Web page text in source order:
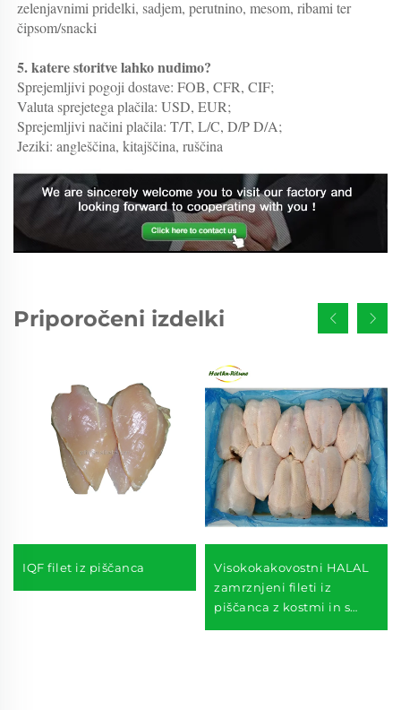
zelenjavnimi pridelki, sadjem, perutnino, mesom, ribami ter
čipsom/snacki
5. katere storitve lahko nudimo?
Sprejemljivi pogoji dostave: FOB, CFR, CIF;
Valuta sprejetega plačila: USD, EUR;
Sprejemljivi načini plačila: T/T, L/C, D/P D/A;
Jeziki: angleščina, kitajščina, ruščina
Priporočeni izdelki
IQF filet iz piščanca
Visokokakovostni HALAL
zamrznjeni fileti iz
piščanca z kostmi in s